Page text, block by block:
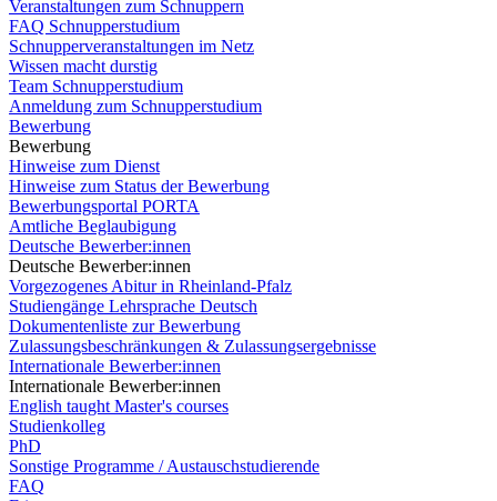
Veranstaltungen zum Schnuppern
FAQ Schnupperstudium
Schnupperveranstaltungen im Netz
Wissen macht durstig
Team Schnupperstudium
Anmeldung zum Schnupperstudium
Bewerbung
Bewerbung
Hinweise zum Dienst
Hinweise zum Status der Bewerbung
Bewerbungsportal PORTA
Amtliche Beglaubigung
Deutsche Bewerber:innen
Deutsche Bewerber:innen
Vorgezogenes Abitur in Rheinland-Pfalz
Studiengänge Lehrsprache Deutsch
Dokumentenliste zur Bewerbung
Zulassungsbeschränkungen & Zulassungsergebnisse
Internationale Bewerber:innen
Internationale Bewerber:innen
English taught Master's courses
Studienkolleg
PhD
Sonstige Programme / Austauschstudierende
FAQ